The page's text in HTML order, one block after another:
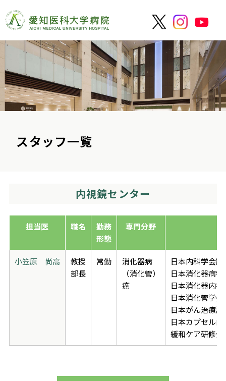
スタッフ一覧
内視鏡センター
担当医 職名
勤務
形態
専門分野
小笠原 尚高
教授
部長
常勤
消化器病
（消化管）
癌
日本内科学会
日本消化器病
日本消化器内
日本消化管学
日本がん治療
日本カプセル
緩和ケア研修会